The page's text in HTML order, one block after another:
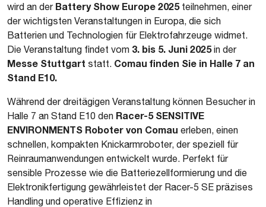
wird an der Battery Show Europe 2025teilnehmen, einer
der wichtigsten Veranstaltungen in Europa, die sich
Batterien und Technologien für Elektrofahrzeuge widmet.
Die Veranstaltung findet vom 3. bis 5. Juni 2025in der
Messe Stuttgart statt. Comau finden Sie in Halle 7 an
Stand E10.
Während der dreitägigen Veranstaltung können Besucher in
Halle 7 an Stand E10 den Racer-5 SENSITIVE
ENVIRONMENTS Roboter von Comau erleben, einen
schnellen, kompakten Knickarmroboter, der speziell für
Reinraumanwendungen entwickelt wurde. Perfekt für
sensible Prozesse wie die Batteriezellformierung und die
Elektronikfertigung gewährleistet der Racer-5 SE präzises
Handling und operative Effizienz in